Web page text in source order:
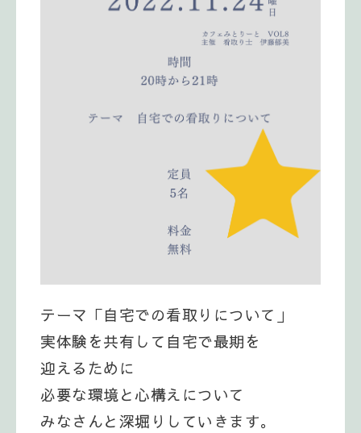
テーマ「自宅での看取りについて」
実体験を共有して自宅で最期を
迎えるために
必要な環境と心構えについて
みなさんと深堀りしていきます。